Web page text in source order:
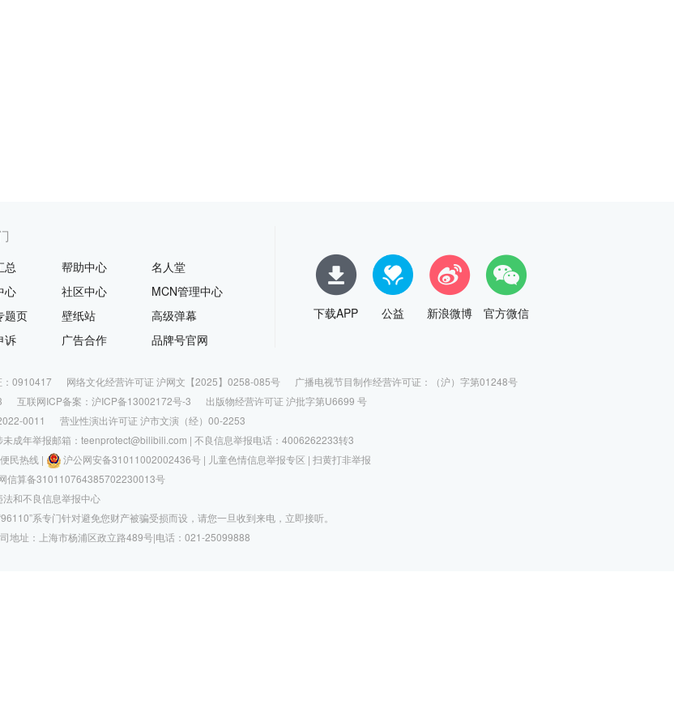
总
心
题页
诉
帮助中心
社区中心
壁纸站
广告合作
名人堂
MCN管理中心
高级弹幕
品牌号官网
下载APP 公益 新浪微博 官方微信
：0910417 网络文化经营许可证 沪网文【2025】0258-085号
广播电视节目制作经营许可证：（沪）字第01248号
互联网ICP备案： 沪ICP备13002172号-3
出版物经营许可证 沪批字第U6699 号
0011
营业性演出许可证 沪市文演（经）00-2253
成年举报邮箱：teenprotect@bilibili.com | 不良信息举报电话：4006262233转3
民热线 | 沪公网安备31011002002436号| 儿童色情信息举报专区 | 扫黄打非举报
信算备310110764385702230013号
和不良信息举报中心
系专门针对避免您财产被骗受损而设，请您一旦收到来电，立即接听。
地址：上海市杨浦区政立路489号|电话：021-25099888